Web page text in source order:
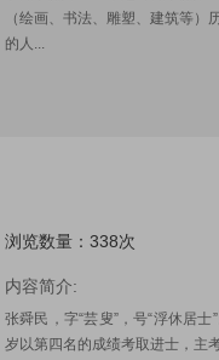
（绘画、书法、雕塑、建筑等
的人...
浏览数量：338次
内容简介:
张舜民，字“芸叟”，号“浮休居
岁以第四名的成绩考取进士，主